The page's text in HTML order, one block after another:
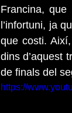
Francina,
l’infortuni, ja
que costi.
dins d’aquest
de finals del
https://